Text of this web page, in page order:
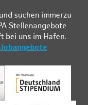
su­chen im­mer­zu
Stel­len­an­ge­bo­te
bei uns im Ha­fen.